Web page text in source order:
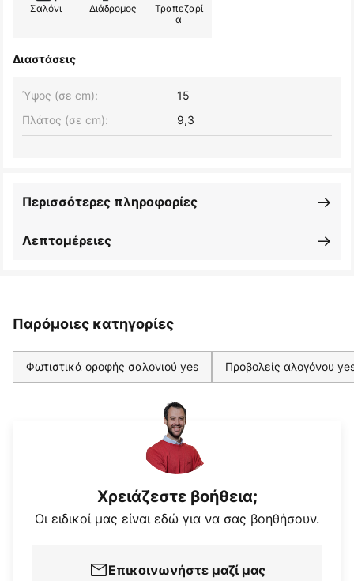
Σαλόνι Διάδρομος
Τραπεζαρί
α
Διαστάσεις
Πλάτος (σε cm): 9,3
Ύψος (σε cm): 15
Λεπτομέρειες
Περισσότερες πληροφορίες
Παρόμοιες κατηγορίες
Φωτιστικά οροφής σαλονιού yes Προβολείς αλογόνου
Χρειάζεστε βοήθεια;
Οι ειδικοί μας είναι εδώ για να σας βοηθήσουν.
Επικοινωνήστε μαζί μας